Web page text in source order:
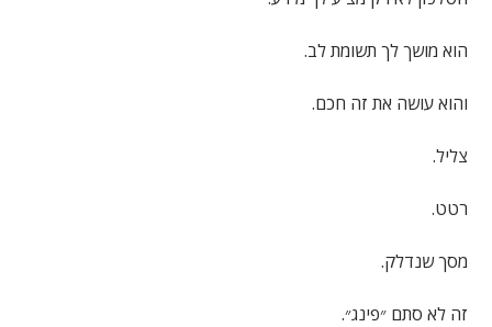
הוא מושך לך תשומת לב.
והוא עושה את זה חכם.
צליל.
רטט.
מסך שנדלק.
זה לא סתם ״פינג״.